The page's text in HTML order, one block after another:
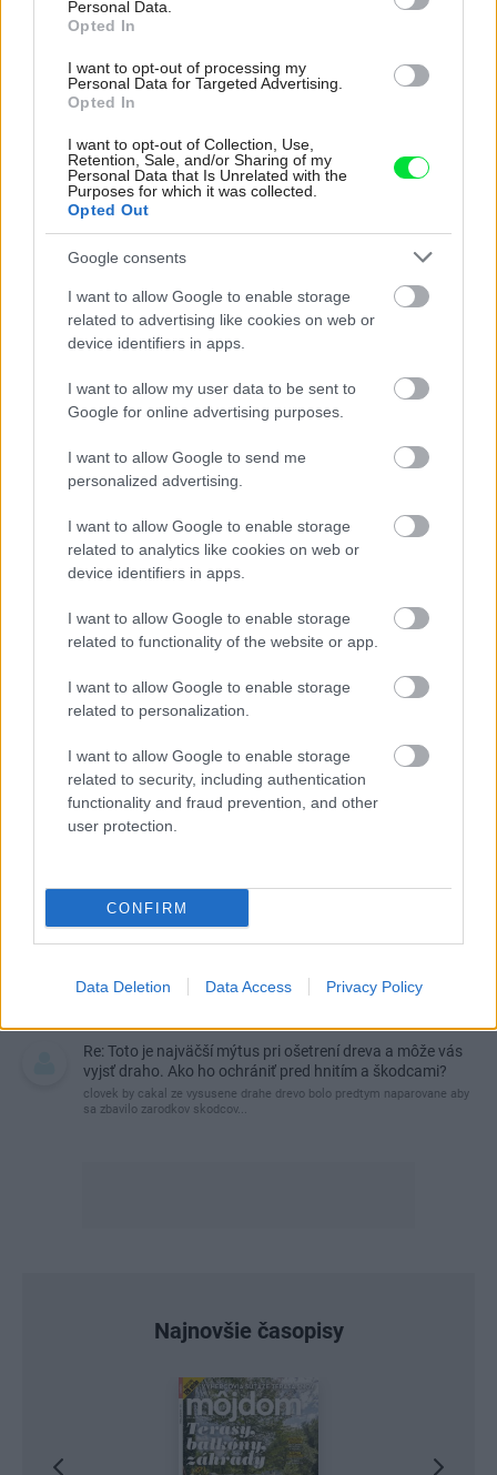
Personal Data.
Opted In
I want to opt-out of processing my
Personal Data for Targeted Advertising.
Opted In
I want to opt-out of Collection, Use,
Retention, Sale, and/or Sharing of my
Personal Data that Is Unrelated with the
Purposes for which it was collected.
Opted Out
Google consents
I want to allow Google to enable storage
related to advertising like cookies on web or
device identifiers in apps.
I want to allow my user data to be sent to
Google for online advertising purposes.
I want to allow Google to send me
personalized advertising.
I want to allow Google to enable storage
related to analytics like cookies on web or
device identifiers in apps.
I want to allow Google to enable storage
related to functionality of the website or app.
I want to allow Google to enable storage
related to personalization.
I want to allow Google to enable storage
related to security, including authentication
functionality and fraud prevention, and other
user protection.
CONFIRM
Data Deletion Data Access Privacy Policy
Kedysi boli veľkým trendom, dnes sa im radšej
vyhnite. Týchto 7 vecí robí vašu obývačku
K bytu ladili aj škáry v obklade. Majitelia zbúrali
stereotyp, bývanie vyzerá ako z filmov svojského
režiséra
Bývanie ako na dovolenke: Príjemný bungalov
stavil na osvedčené materiály
pracovňa,sklo,modrá
Najnovšie príspevky
Re: Takto sa rieši málo úložného miesta. V tomto byte
používame tyčový ETA Terier…
Re: Takto sa rieši málo úložného miesta. V tomto byte
Dizajn je to nádherný, tá brezová preglejka a čisté línie vyzerajú super.
Re: Toto je najväčší mýtus pri ošetrení dreva a môže vás
vyjsť draho. Ako ho ochrániť pred hnitím a škodcami?
clovek by cakal ze vysusene drahe drevo bolo predtym naparovane aby
sa zbavilo zarodkov skodcov...
Najnovšie časopisy